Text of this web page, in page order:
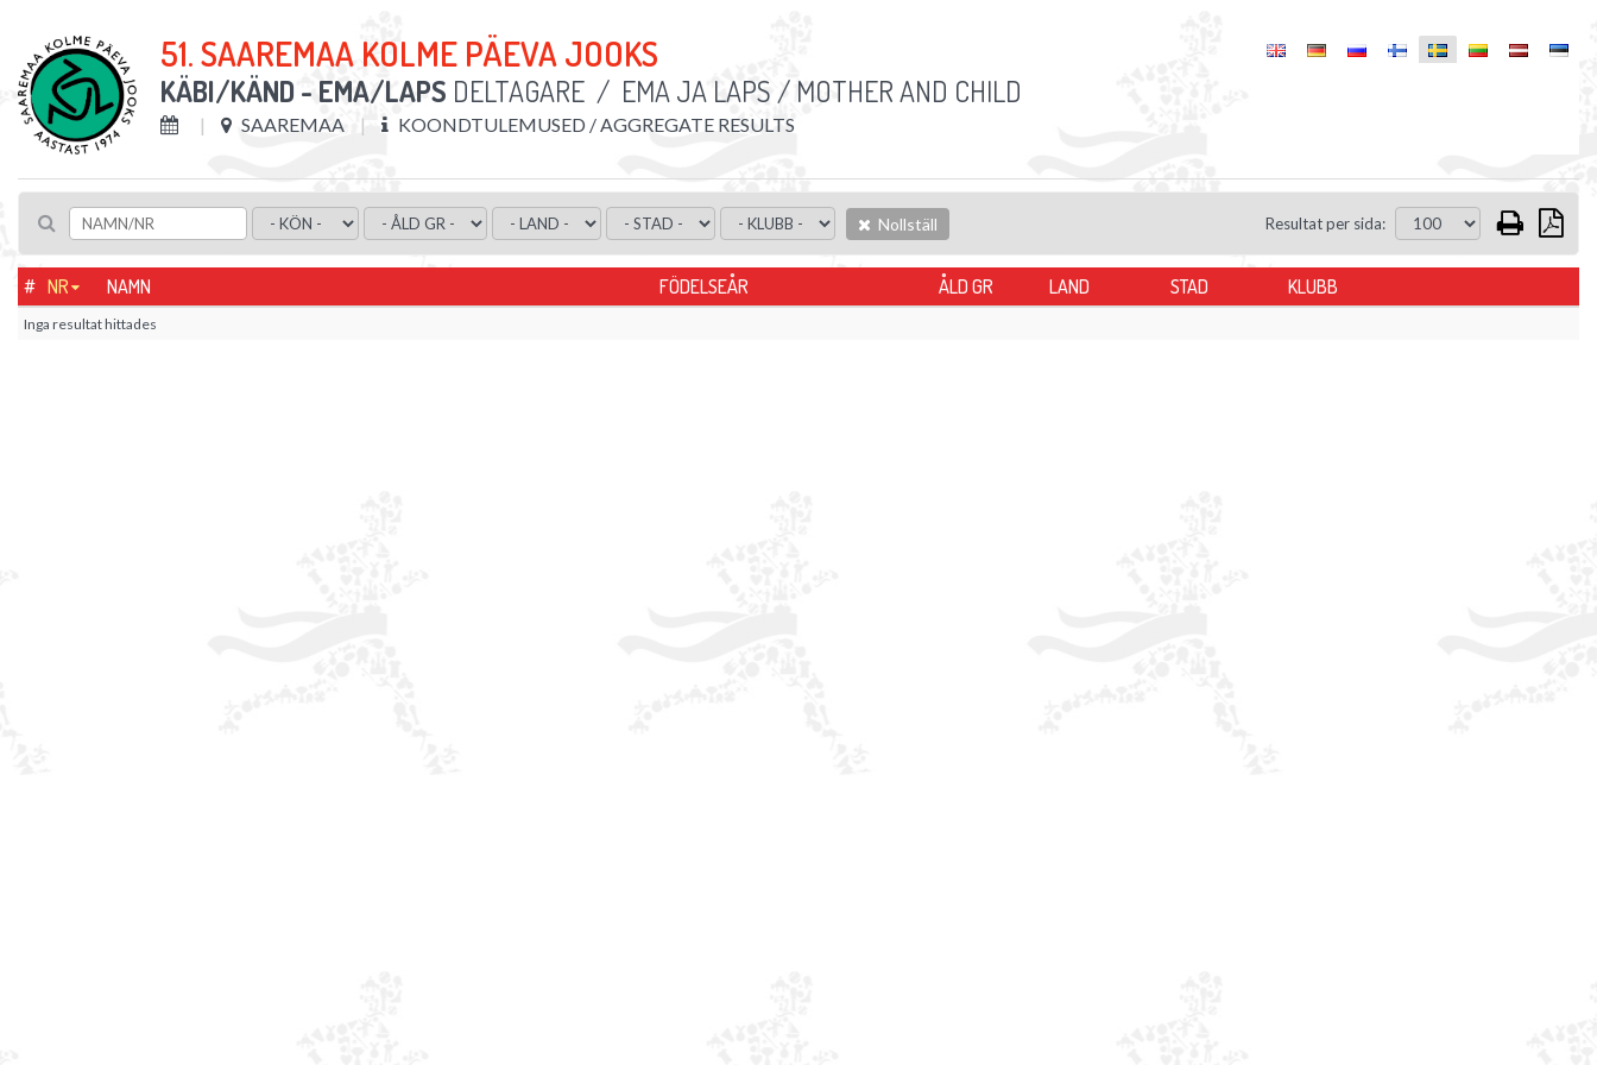
51. SAAREMAA KOLME PÄEVA JOOKS
KÄBI/KÄND - EMA/LAPS DELTAGARE / EMA JA LAPS / MOTHER AND CHILD
SAAREMAA KOONDTULEMUSED / AGGREGATE RESULTS
Nollställ Resultat per sida:
# NR NAMN FÖDELSEÅR ÅLD GR LAND STAD KLUBB
Inga resultat hittades